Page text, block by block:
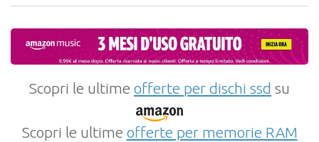
Scopri le ultime offerte per dischi ssd su
Scopri le ultime offerte per memorie RAM